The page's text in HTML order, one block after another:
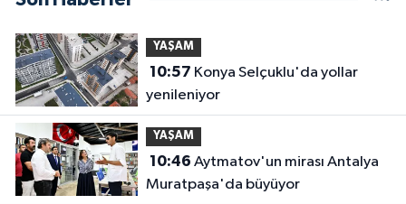
YAŞAM
10:57
yenileniyor
YAŞAM
10:46
Muratpaşa'da büyüyor